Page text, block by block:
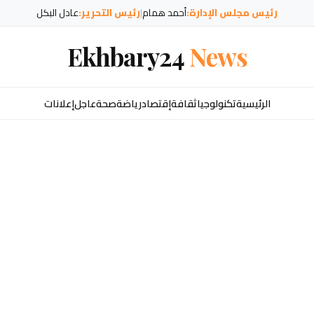
رئيس مجلس الإدارة:أحمد همام|رئيس التحرير:عادل البكل
Ekhbary24News
الرئيسيةتكنولوجياثقافةإقتصادرياضةصحةعاجلإعلانات